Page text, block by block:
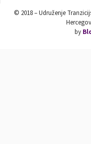
© 2018 – Udruženje
by